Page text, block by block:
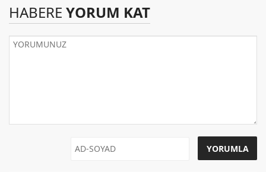
HABERE YORUM KAT